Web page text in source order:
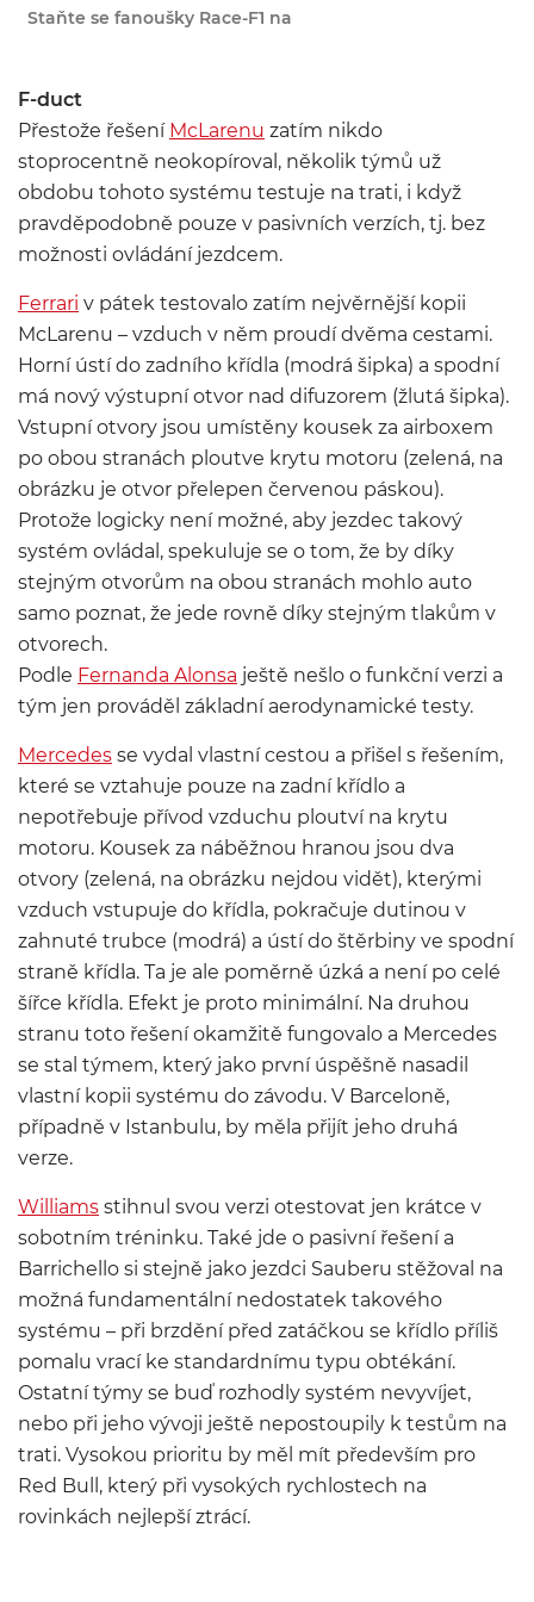
Staňte se fanoušky Race-F1 na
F-duct
Přestože řešení McLarenu zatím nikdo
stoprocentně neokopíroval, několik týmů už
obdobu tohoto systému testuje na trati, i když
pravděpodobně pouze v pasivních verzích, tj. bez
možnosti ovládání jezdcem.
Ferrari v pátek testovalo zatím nejvěrnější kopii
McLarenu – vzduch v něm proudí dvěma cestami.
Horní ústí do zadního křídla (modrá šipka) a spodní
má nový výstupní otvor nad difuzorem (žlutá šipka).
Vstupní otvory jsou umístěny kousek za airboxem
po obou stranách ploutve krytu motoru (zelená, na
obrázku je otvor přelepen červenou páskou).
Protože logicky není možné, aby jezdec takový
systém ovládal, spekuluje se o tom, že by díky
stejným otvorům na obou stranách mohlo auto
samo poznat, že jede rovně díky stejným tlakům v
otvorech.
Podle Fernanda Alonsa ještě nešlo o funkční verzi a
tým jen prováděl základní aerodynamické testy.
Mercedes se vydal vlastní cestou a přišel s řešením,
které se vztahuje pouze na zadní křídlo a
nepotřebuje přívod vzduchu ploutví na krytu
motoru. Kousek za náběžnou hranou jsou dva
otvory (zelená, na obrázku nejdou vidět), kterými
vzduch vstupuje do křídla, pokračuje dutinou v
zahnuté trubce (modrá) a ústí do štěrbiny ve spodní
straně křídla. Ta je ale poměrně úzká a není po celé
šířce křídla. Efekt je proto minimální. Na druhou
stranu toto řešení okamžitě fungovalo a Mercedes
se stal týmem, který jako první úspěšně nasadil
vlastní kopii systému do závodu. V Barceloně,
případně v Istanbulu, by měla přijít jeho druhá
verze.
Williams stihnul svou verzi otestovat jen krátce v
sobotním tréninku. Také jde o pasivní řešení a
Barrichello si stejně jako jezdci Sauberu stěžoval na
možná fundamentální nedostatek takového
systému – při brzdění před zatáčkou se křídlo příliš
pomalu vrací ke standardnímu typu obtékání.
Ostatní týmy se buď rozhodly systém nevyvíjet,
nebo při jeho vývoji ještě nepostoupily k testům na
trati. Vysokou prioritu by měl mít především pro
Red Bull, který při vysokých rychlostech na
rovinkách nejlepší ztrácí.